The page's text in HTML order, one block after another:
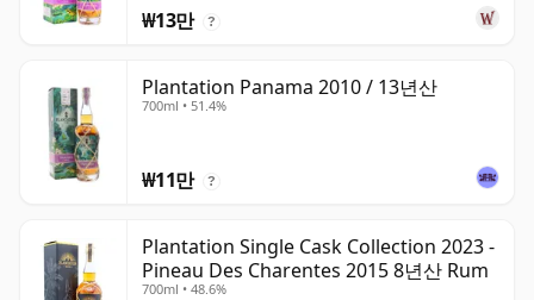
₩13만 ?
Plantation Panama 2010 / 13년산
700ml • 51.4%
₩11만 ?
Plantation Single Cask Collection 2023 -
Pineau Des Charentes 2015 8년산 Rum
700ml • 48.6%